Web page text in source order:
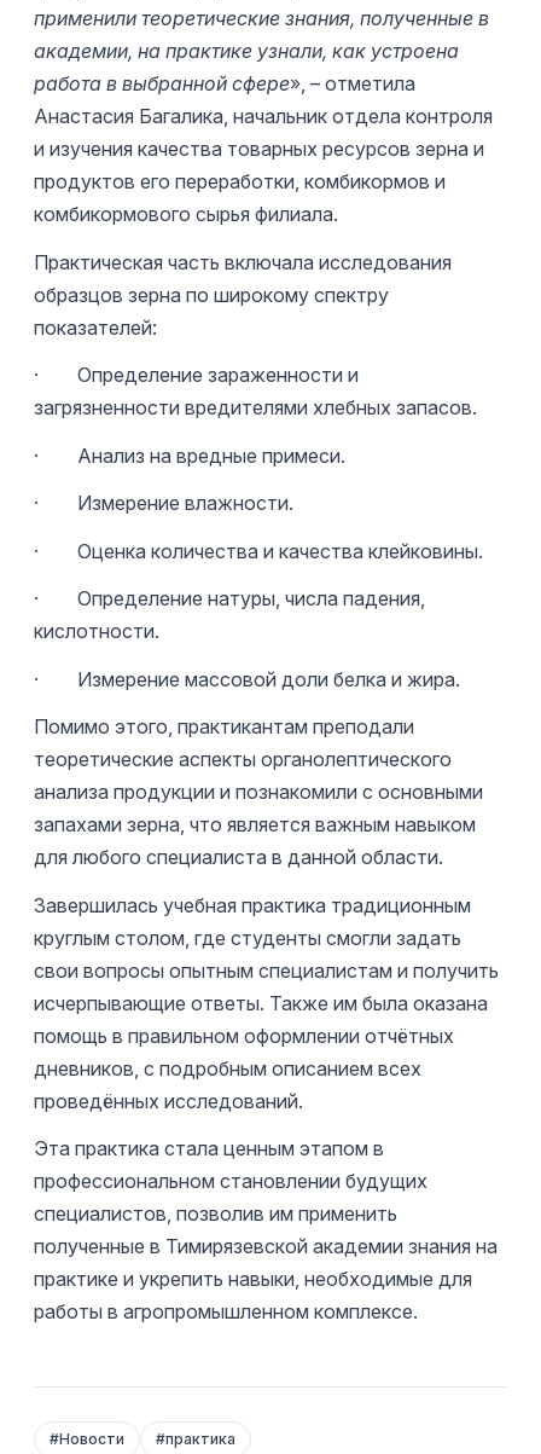
применили теоретические знания, полученные в
академии, на практике узнали, как устроена
работа в выбранной сфере», – отметила
Анастасия Багалика, начальник отдела контроля
и изучения качества товарных ресурсов зерна и
продуктов его переработки, комбикормов и
комбикормового сырья филиала.
Практическая часть включала исследования
образцов зерна по широкому спектру
показателей:
· Определение зараженности и
загрязненности вредителями хлебных запасов.
· Анализ на вредные примеси.
· Измерение влажности.
· Оценка количества и качества клейковины.
· Определение натуры, числа падения,
кислотности.
· Измерение массовой доли белка и жира.
Помимо этого, практикантам преподали
теоретические аспекты органолептического
анализа продукции и познакомили с основными
запахами зерна, что является важным навыком
для любого специалиста в данной области.
Завершилась учебная практика традиционным
круглым столом, где студенты смогли задать
свои вопросы опытным специалистам и получить
исчерпывающие ответы. Также им была оказана
помощь в правильном оформлении отчётных
дневников, с подробным описанием всех
проведённых исследований.
Эта практика стала ценным этапом в
профессиональном становлении будущих
специалистов, позволив им применить
полученные в Тимирязевской академии знания на
практике и укрепить навыки, необходимые для
работы в агропромышленном комплексе.
#Новости #практика